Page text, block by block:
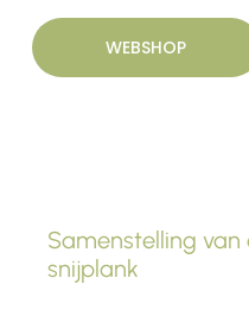
WEBSHOP
Samenstelling van
snijplank